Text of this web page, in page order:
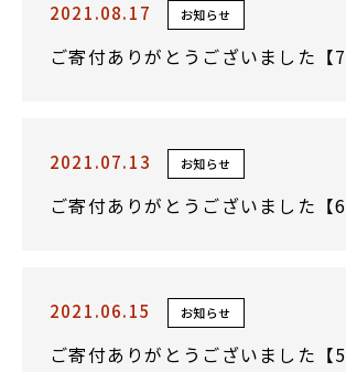
2021.08.17 お知らせ
ご寄付ありがとうございました【7
2021.07.13 お知らせ
ご寄付ありがとうございました【6
2021.06.15 お知らせ
ご寄付ありがとうございました【5